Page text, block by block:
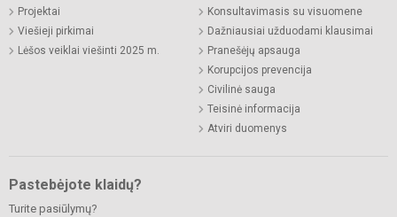
Projektai
Viešieji pirkimai
Lėšos veiklai viešinti 2025 m.
Konsultavimasis su visuomene
Dažniausiai užduodami klausimai
Pranešėjų apsauga
Korupcijos prevencija
Civilinė sauga
Teisinė informacija
Atviri duomenys
Pastebėjote klaidų?
Turite pasiūlymų?